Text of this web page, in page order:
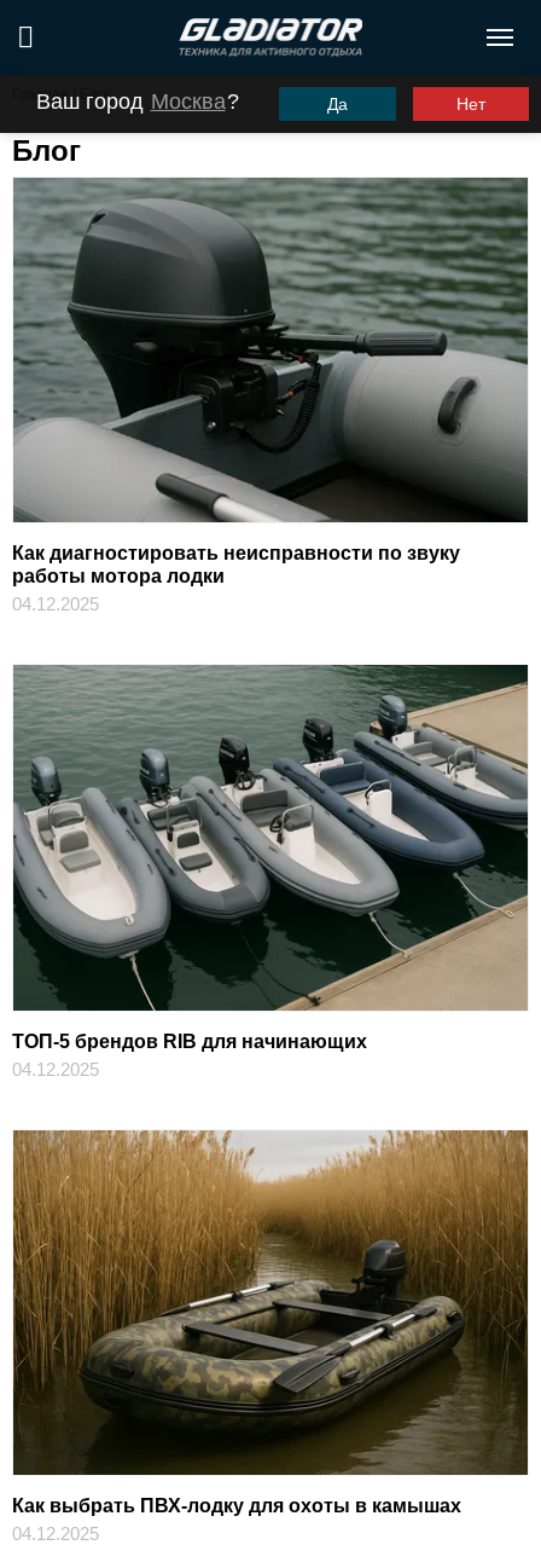
Ваш город Москва? Да Нет
Главная Блог
Блог
Как диагностировать неисправности по звуку
работы мотора лодки
04.12.2025
ТОП-5 брендов RIB для начинающих
04.12.2025
Как выбрать ПВХ-лодку для охоты в камышах
04.12.2025